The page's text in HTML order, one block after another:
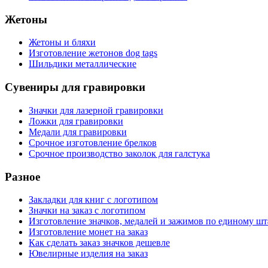
Жетоны
Жетоны и бляхи
Изготовление жетонов dog tags
Шильдики металлические
Сувениры для гравировки
Значки для лазерной гравировки
Ложки для гравировки
Медали для гравировки
Срочное изготовление брелков
Срочное производство заколок для галстука
Разное
Закладки для книг с логотипом
Значки на заказ с логотипом
Изготовление значков, медалей и зажимов по единому
Изготовление монет на заказ
Как сделать заказ значков дешевле
Ювелирные изделия на заказ